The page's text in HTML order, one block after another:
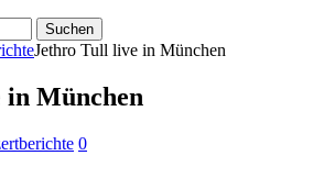
Jethro Tull live in München
München
0